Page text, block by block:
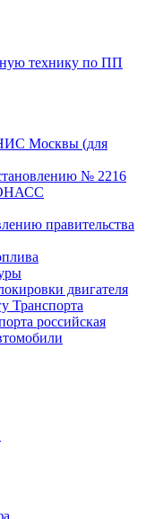
технику по ПП
Москвы (для
№ 2216
правительства
двигателя
Транспорта
российская